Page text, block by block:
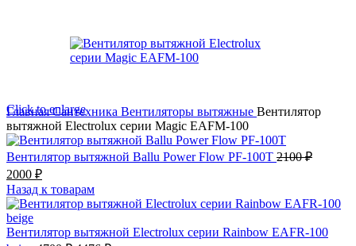
Click to enlarge
ГлавнаяСантехника Вентиляторы вытяжные Вентилятор
вытяжной Electrolux серии Magic EAFM-100
Вентилятор вытяжной Ballu Power Flow PF-100T 2100₽
Первоначальная
цена
составляла
2100 ₽.
2000 ₽Текущая
цена:
2000 ₽.
Назад к товарам
Вентилятор вытяжной Electrolux серии Rainbow EAFR-100